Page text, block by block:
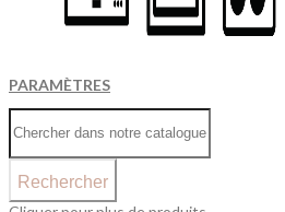
PARAMÈTRES
Rechercher